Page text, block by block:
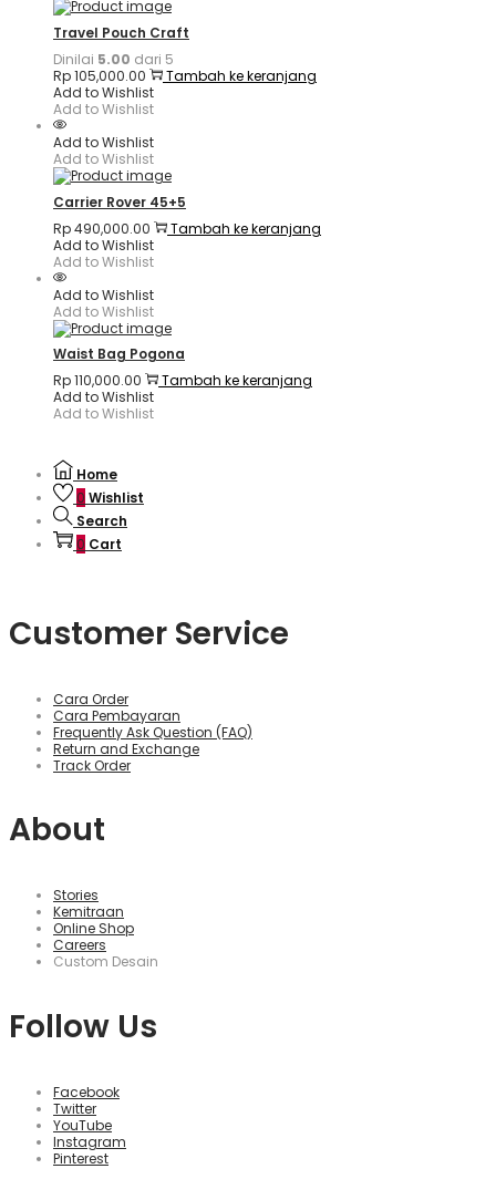
Travel Pouch Craft
Dinilai 5.00 dari 5
Rp105,000.00
Tambah ke keranjang
Add to Wishlist
Add to Wishlist
Add to Wishlist
Add to Wishlist
Carrier Rover 45+5
Rp490,000.00
Tambah ke keranjang
Add to Wishlist
Add to Wishlist
Add to Wishlist
Add to Wishlist
Waist Bag Pogona
Rp110,000.00
Tambah ke keranjang
Add to Wishlist
Add to Wishlist
Home
0 Wishlist
Search
0 Cart
Customer Service
Cara Order
Cara Pembayaran
Frequently Ask Question (FAQ)
Return and Exchange
Track Order
About
Stories
Kemitraan
Online Shop
Careers
Custom Desain
Follow Us
Facebook
Twitter
YouTube
Instagram
Pinterest